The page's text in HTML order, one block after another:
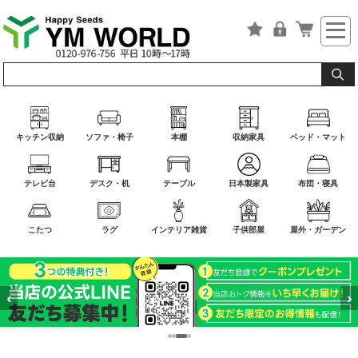
キッチン収納 ソファ・椅子 本棚 収納家具 ベッド・マット
テレビ台 デスク・机 テーブル 日本製家具 布団・寝具
こたつ ラグ インテリア雑貨 子供部屋 屋外・ガーデン
‹ ›